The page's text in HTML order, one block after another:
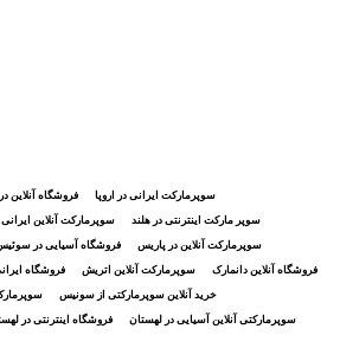
فروشگاه آنلاین سوپرمارکت ایرانی در اروپا
سوپرمارکت آنلاین سوپر مارکت اینترنتی در هلند
فروشگاه آسیایی در سوپرمارکت آنلاین در پاریس
فروشگاه سوپرمارکت آنلاین اتریش فروشگاه آنلاین دانمارک
خرید آنلاین سوپرمارکتی از سونیس
فروشگاه اینترنتی در سوپرمارکتی آنلاین آسیایی در لهستان